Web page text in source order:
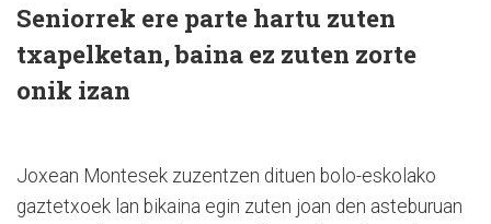
Seniorrek ere parte hartu zuten
txapelketan, baina ez zuten zorte
onik izan
Joxean Montesek zuzentzen dituen bolo-eskolako
gaztetxoek lan bikaina egin zuten joan den asteburuan